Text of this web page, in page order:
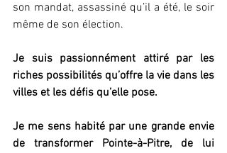
son mandat, assassiné qu’il a été, le soir
même de son élection.
Je suis passionnément attiré par les
riches possibilités qu’offre la vie dans les
villes et les défis qu’elle pose.
Je me sens habité par une grande envie
de transformer Pointe-à-Pitre, de lui